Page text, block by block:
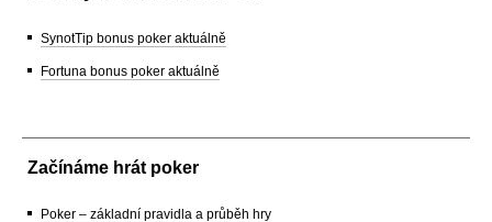
SynotTip bonus poker aktuálně
Fortuna bonus poker aktuálně
Začínáme hrát poker
Poker – základní pravidla a průběh hry